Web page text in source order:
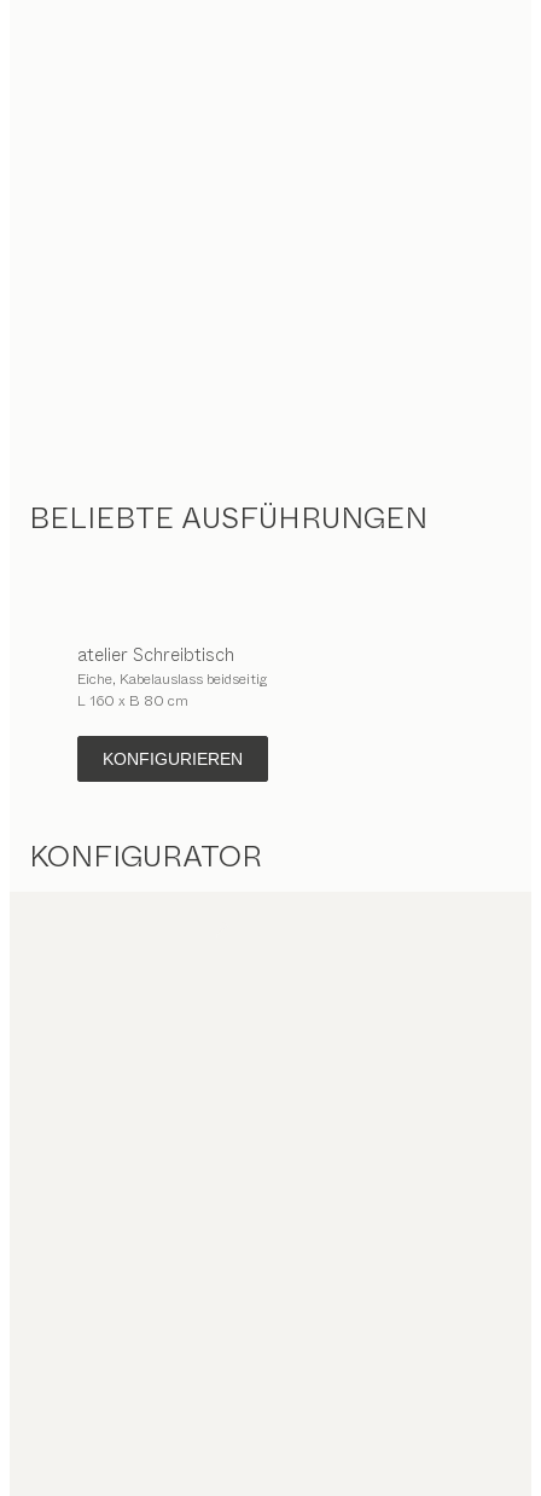
BELIEBTE AUSFÜHRUNGEN
atelierSchreibtisch
Eiche, Kabelauslass beidseitig
L 160 x B 80 cm
KONFIGURIEREN
KONFIGURATOR